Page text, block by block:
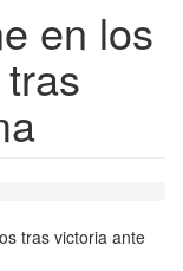
en los